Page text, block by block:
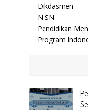
Dikdasmen
NISN
Pendidikan
Program